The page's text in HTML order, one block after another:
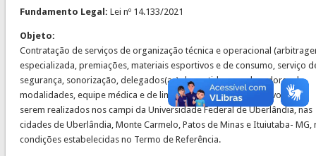
Fundamento Legal: Lei nº 14.133/2021
Objeto:
Contratação de serviços de organização técnica e operacional
especializada, premiações, materiais esportivos e de consumo, serviço
segurança, sonorização, delegados(as) de partida, coordenadores de
modalidades, equipe médica e de limpeza) de eventos esportivos, para
serem realizados nos campi da Universidade Federal de Uberlândia, nas
cidades de Uberlândia, Monte Carmelo, Patos de Minas e Ituiutaba- MG,
condições estabelecidas no Termo de Referência.